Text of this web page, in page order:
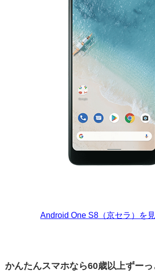
Android One S8（京セラ）を
かんたんスマホなら60歳以上ずー